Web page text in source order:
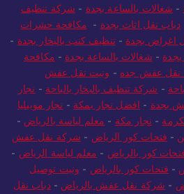
- شغالات بالساعة بجدة - شركة تنظيف
دباب نقل اثاث بجدة - مكافحة حشرات
اغراض بجدة -تنظيف كنب بالبخار بجدة -
- شغالات بالساعة بجدة - مكافحة
نقل عفش جده - ونيت نقل عفش
- شركة تنظيف بالبخار بالباحة - نجار
بجدة - افضل نجار بمكة - نجار موبيليا
- نجار مكة - معلم لياسة بالرياض -
- فتحات كور الرياض - شركة نقل عفش
كور بالرياض - معلم لياسة الرياض -
- فتحات كور بالرياض - ونيت توصيل
- شركة نقل عفش بالرياض -دباب نقل